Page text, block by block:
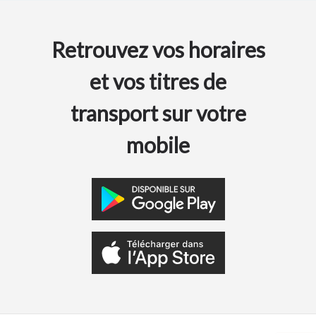
Retrouvez vos horaires
et vos titres de
transport sur votre
mobile